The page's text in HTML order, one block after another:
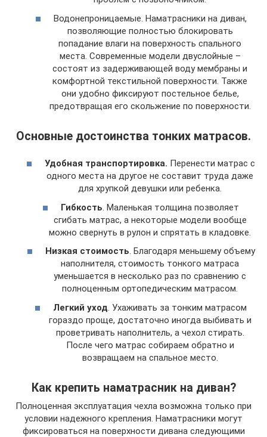
Водонепроницаемые. Наматрасники на диван,
позволяющие полностью блокировать
попадание влаги на поверхность спального
места. Современные модели двуслойные –
состоят из задерживающей воду мембраны и
комфортной текстильной поверхности. Также
они удобно фиксируют постельное белье,
предотвращая его скольжение по поверхности.
Основные достоинства тонких матрасов.
Удобная транспортировка. Перенести матрас с
одного места на другое не составит труда даже
для хрупкой девушки или ребенка.
Гибкость. Маленькая толщина позволяет
сгибать матрас, а некоторые модели вообще
можно свернуть в рулон и спрятать в кладовке.
Низкая стоимость. Благодаря меньшему объему
наполнителя, стоимость тонкого матраса
уменьшается в несколько раз по сравнению с
полноценным ортопедическим матрасом.
Легкий уход. Ухаживать за тонким матрасом
гораздо проще, достаточно иногда выбивать и
проветривать наполнитель, а чехол стирать.
После чего матрас собираем обратно и
возвращаем на спальное место.
Как крепить наматрасник на диван?
Полноценная эксплуатация чехла возможна только при
условии надежного крепления. Наматрасники могут
фиксироваться на поверхности дивана следующими